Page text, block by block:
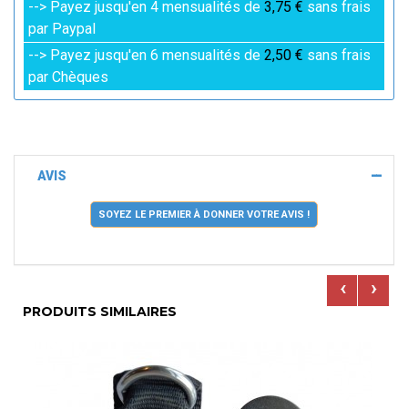
--> Payez jusqu'en 4 mensualités de 3,75 € sans frais
par Paypal
--> Payez jusqu'en 6 mensualités de 2,50 € sans frais
par Chèques
AVIS
SOYEZ LE PREMIER À DONNER VOTRE AVIS !
PRODUITS SIMILAIRES
‹ ›